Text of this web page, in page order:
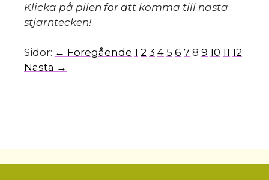
Klicka på pilen för att komma till nästa
stjärntecken!
Sidor: ← Föregående 1 2 3 4 5 6 7 8 9 10 11 12
Nästa →